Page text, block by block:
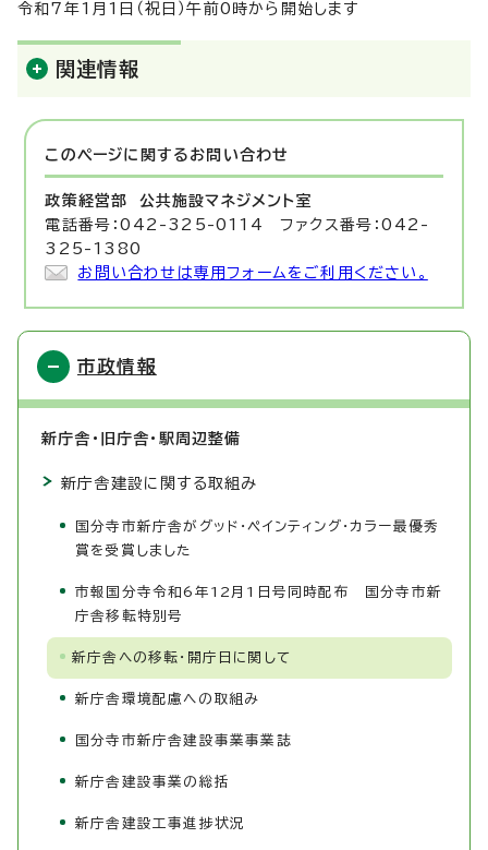
令和7年1月1日（祝日）午前0時から開始します
関連情報
このページに関する お問い合わせ
政策経営部 公共施設マネジメント室
電話番号：042-325-0114 ファクス番号：042-
325-1380
お問い合わせは専用フォームをご利用ください。
市政情報
新庁舎・旧庁舎・駅周辺整備
新庁舎建設に関する取組み
国分寺市新庁舎がグッド・ペインティング・カラー最優秀
賞を受賞しました
市報国分寺令和6年12月1日号同時配布 国分寺市新
庁舎移転特別号
新庁舎への移転・開庁日に関して
新庁舎環境配慮への取組み
国分寺市新庁舎建設事業事業誌
新庁舎建設事業の総括
新庁舎建設工事進捗状況